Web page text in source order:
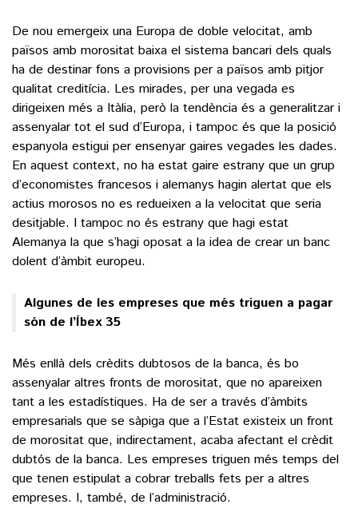
De nou emergeix una Europa de doble velocitat, amb
països amb morositat baixa el sistema bancari dels quals
ha de destinar fons a provisions per a països amb pitjor
qualitat creditícia. Les mirades, per una vegada es
dirigeixen més a Itàlia, però la tendència és a generalitzar i
assenyalar tot el sud d’Europa, i tampoc és que la posició
espanyola estigui per ensenyar gaires vegades les dades.
En aquest context, no ha estat gaire estrany que un grup
d’economistes francesos i alemanys hagin alertat que els
actius morosos no es redueixen a la velocitat que seria
desitjable. I tampoc no és estrany que hagi estat
Alemanya la que s’hagi oposat a la idea de crear un banc
dolent d’àmbit europeu.
Algunes de les empreses que més triguen a pagar
són de l’Íbex 35
Més enllà dels crèdits dubtosos de la banca, és bo
assenyalar altres fronts de morositat, que no apareixen
tant a les estadístiques. Ha de ser a través d’àmbits
empresarials que se sàpiga que a l’Estat existeix un front
de morositat que, indirectament, acaba afectant el crèdit
dubtós de la banca. Les empreses triguen més temps del
que tenen estipulat a cobrar treballs fets per a altres
empreses. I, també, de l’administració.